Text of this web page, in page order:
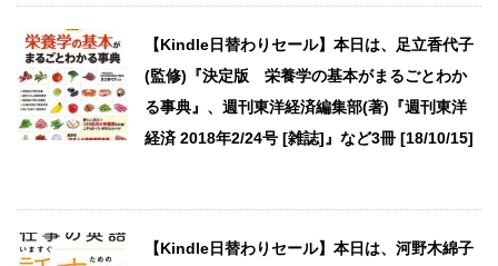
【Kindle日替わりセール】本日は、足立香代子
(監修)『決定版 栄養学の基本がまるごとわか
る事典』、週刊東洋経済編集部(著)『週刊東洋
経済 2018年2/24号 [雑誌]』など3冊 [18/10/15]
【Kindle日替わりセール】本日は、河野木綿子